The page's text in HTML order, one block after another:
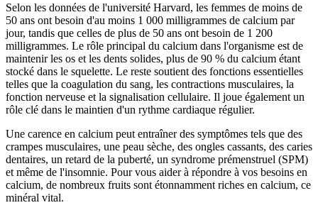
Selon les données de l'université Harvard, les femmes de moins de
50 ans ont besoin d'au moins 1 000 milligrammes de calcium par
jour, tandis que celles de plus de 50 ans ont besoin de 1 200
milligrammes. Le rôle principal du calcium dans l'organisme est de
maintenir les os et les dents solides, plus de 90 % du calcium étant
stocké dans le squelette. Le reste soutient des fonctions essentielles
telles que la coagulation du sang, les contractions musculaires, la
fonction nerveuse et la signalisation cellulaire. Il joue également un
rôle clé dans le maintien d'un rythme cardiaque régulier.
Une carence en calcium peut entraîner des symptômes tels que des
crampes musculaires, une peau sèche, des ongles cassants, des caries
dentaires, un retard de la puberté, un syndrome prémenstruel (SPM)
et même de l'insomnie. Pour vous aider à répondre à vos besoins en
calcium, de nombreux fruits sont étonnamment riches en calcium, ce
minéral vital.